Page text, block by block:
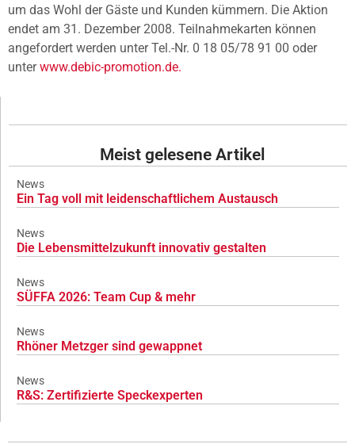
um das Wohl der Gäste und Kunden kümmern. Die Aktion
endet am 31. Dezember 2008. Teilnahmekarten können
angefordert werden unter Tel.-Nr. 0 18 05/78 91 00 oder
unterwww.debic-promotion.de.
Meist gelesene Artikel
News
Ein Tag voll mit leidenschaftlichem Austausch
News
Die Lebensmittelzukunft innovativ gestalten
News
SÜFFA 2026: Team Cup & mehr
News
Rhöner Metzger sind gewappnet
News
R&S: Zertifizierte Speckexperten